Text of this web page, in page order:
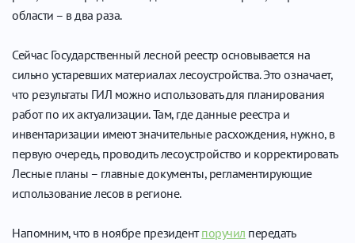
области – в два раза.
Сейчас Государственный лесной реестр основывается на
сильно устаревших материалах лесоустройства. Это означает,
что результаты ГИЛ можно использовать для планирования
работ по их актуализации. Там, где данные реестра и
инвентаризации имеют значительные расхождения, нужно, в
первую очередь, проводить лесоустройство и корректировать
Лесные планы – главные документы, регламентирующие
использование лесов в регионе.
Напомним, что в ноябре президентпоручил передать